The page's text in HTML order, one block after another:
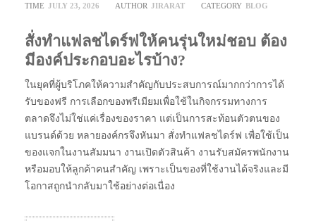
TIME JULY 23, 2026 AUTHOR JIRARAT CATEGORY BLOG
สั่งทำแฟลชไดร์ฟให้คนรุ่นใหม่ชอบ ต้อง
มีองค์ประกอบอะไรบ้าง?
ในยุคที่ผู้บริโภคให้ความสำคัญกับประสบการณ์มากกว่าการได้
รับของฟรี การเลือกของพรีเมียมเพื่อใช้ในกิจกรรมทางการ
ตลาดจึงไม่ใช่แค่เรื่องของราคา แต่เป็นการสะท้อนตัวตนของ
แบรนด์ด้วย หลายองค์กรจึงหันมา สั่งทำแฟลชไดร์ฟ เพื่อใช้เป็น
ของแจกในงานสัมมนา งานเปิดตัวสินค้า งานรับสมัครพนักงาน
หรือมอบให้ลูกค้าคนสำคัญ เพราะเป็นของที่ใช้งานได้จริงและมี
โอกาสถูกนำกลับมาใช้อย่างต่อเนื่อง